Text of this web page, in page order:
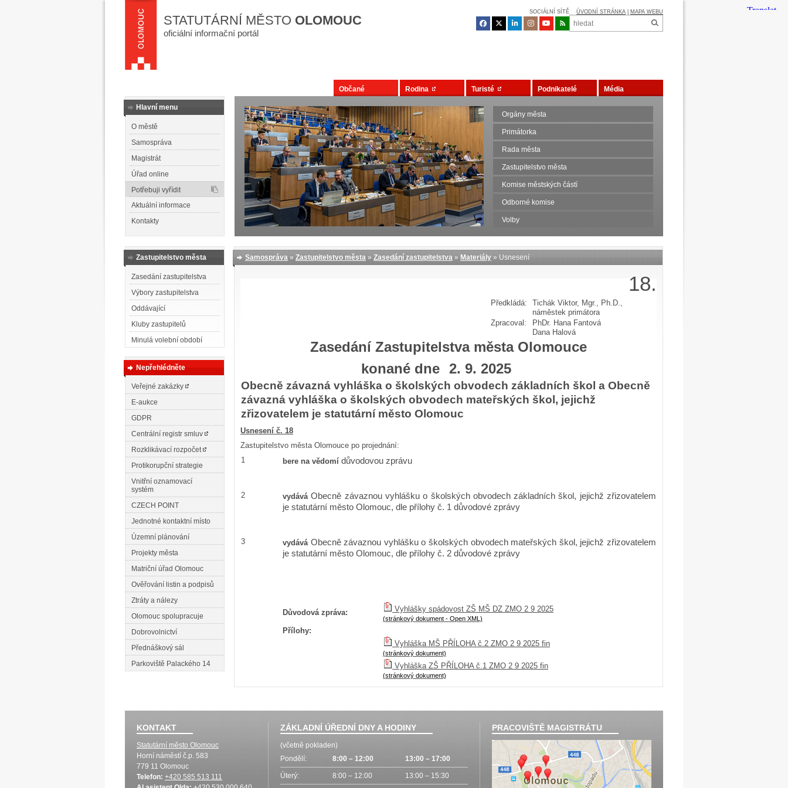
STATUTÁRNÍ MĚSTO OLOMOUC
oficiální informační portál
SOCIÁLNÍ SÍTĚ ÚVODNÍ STRÁNKA MAPA WEBU
Hlavní menu
O městě
Samospráva
Magistrát
Úřad online
Potřebuji vyřídit
Aktuální informace
Kontakty
Občané Rodina Turisté Podnikatelé Média
Orgány města
Primátorka
Rada města
Zastupitelstvo města
Komise městských částí
Odborné komise
Volby
Zastupitelstvo města
Zasedání zastupitelstva
Výbory zastupitelstva
Oddávající
Kluby zastupitelů
Minulá volební období
Nepřehlédněte
Veřejné zakázky
E-aukce
GDPR
Centrální registr smluv
Rozklikávací rozpočet
Protikorupční strategie
Vnitřní oznamovací
systém
CZECH POINT
Jednotné kontaktní místo
Územní plánování
Projekty města
Matriční úřad Olomouc
Ověřování listin a podpisů
Ztráty a nálezy
Olomouc spolupracuje
Dobrovolnictví
Přednáškový sál
Parkoviště Palackého 14
Samospráva » Zastupitelstvo města » Zasedání zastupitelstva » Materiály » Usnesení
18.
Předkládá:
Tichák Viktor, Mgr., Ph.D.,
náměstek primátora
Zpracoval:
PhDr. Hana Fantová
Dana Halová
Zasedání Zastupitelstva města Olomouce
konané dne 2. 9. 2025
Obecně závazná vyhláška o školských obvodech základních škol a Obecně
závazná vyhláška o školských obvodech mateřských škol, jejichž
zřizovatelem je statutární město Olomouc
Usnesení č. 18
Zastupitelstvo města Olomouce po projednání:
1
bere na vědomí důvodovou zprávu
2 vydáváObecně závaznou vyhlášku o školských obvodech základních škol, jejichž zřizovatelem
je statutární město Olomouc, dle přílohy č. 1 důvodové zprávy
3 vydává Obecně závaznou vyhlášku o školských obvodech mateřských škol, jejichž zřizovatelem
je statutární město Olomouc, dle přílohy č. 2 důvodové zprávy
Důvodová zpráva: Vyhlášky spádovost ZŠ MŠ DZ ZMO 2 9 2025
(stránkový dokument - Open XML)
Přílohy:
Vyhláška MŠ PŘÍLOHA č.2 ZMO 2 9 2025 fin
(stránkový dokument)
Vyhláška ZŠ PŘÍLOHA č.1 ZMO 2 9 2025 fin
(stránkový dokument)
KONTAKT
Statutární město Olomouc
Horní náměstí č.p. 583
779 11 Olomouc
Telefon: +420 585 513 111
ZÁKLADNÍ ÚŘEDNÍ DNY A HODINY
(včetně pokladen)
Pondělí:
8:00 – 12:00 13:00 – 17:00
Úterý: 8:00 – 12:00 13:00 – 15:30
PRACOVIŠTĚ MAGISTRÁTU